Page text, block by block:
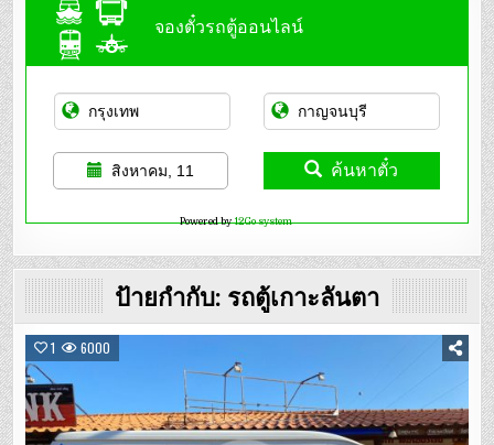
จองตั๋วรถตู้ออนไลน์
สิงหาคม, 11 ค้นหาตั๋ว
Powered by12Go system
ป้ายกำกับ: รถตู้เกาะลันตา
1 6000